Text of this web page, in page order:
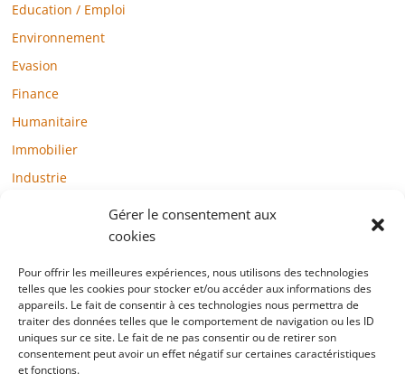
Gérer le consentement aux
cookies
Pour offrir les meilleures expériences, nous utilisons des technologies
telles que les cookies pour stocker et/ou accéder aux informations des
appareils. Le fait de consentir à ces technologies nous permettra de
traiter des données telles que le comportement de navigation ou les ID
uniques sur ce site. Le fait de ne pas consentir ou de retirer son
consentement peut avoir un effet négatif sur certaines caractéristiques
et fonctions.
Education / Emploi
Environnement
Evasion
Finance
Humanitaire
Immobilier
Industrie
Mode / Beauté / Bien-être
Santé
Société
Sports